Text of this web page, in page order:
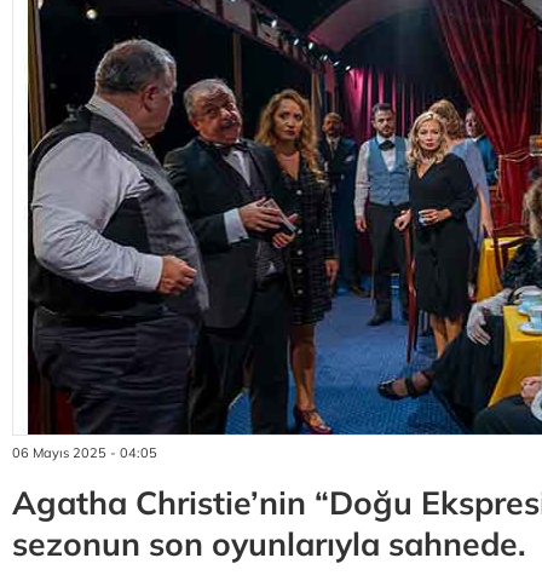
06 Mayıs 2025 - 04:05
Agatha Christie’nin “Doğu
sezonun son oyunlarıyla sahnede.